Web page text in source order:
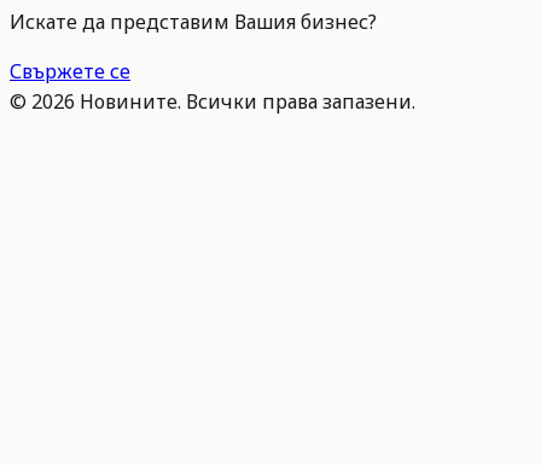
Искате да представим Вашия бизнес?
Свържете се
© 2026 Новините. Всички права запазени.